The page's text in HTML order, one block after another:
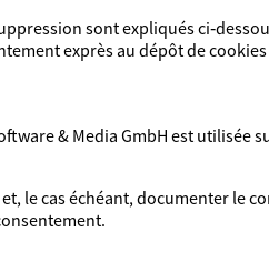
sont expliqués
exprès au dépôt de
& Media GmbH est utilisée
le cas échéant, documenter le